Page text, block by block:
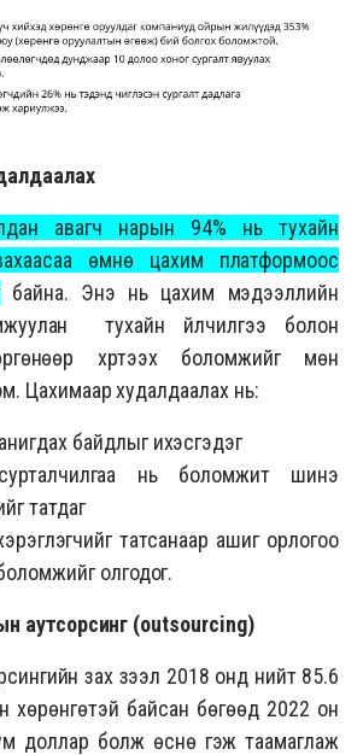
авагч нарын 94% нь тухайн
авахаасаа өмнө цахим платформоос
байна. Энэ нь цахим мэдээллийн
тухайн үйлчилгээ болон
өргөнөөр хүртээх боломжийг мөн
Цахимаар худалдаалах нь:
байдлыг ихэсгэдэг
нь боломжит шинэ
татдаг
татсанаар ашиг орлогоо
боломжийг олгодог.
аутсорсинг (outsourcing)
зах зээл 2018 онд нийт 85.6
хөрөнгөтэй байсан бөгөөд 2022 он
доллар болж өснө гэж таамаглаж